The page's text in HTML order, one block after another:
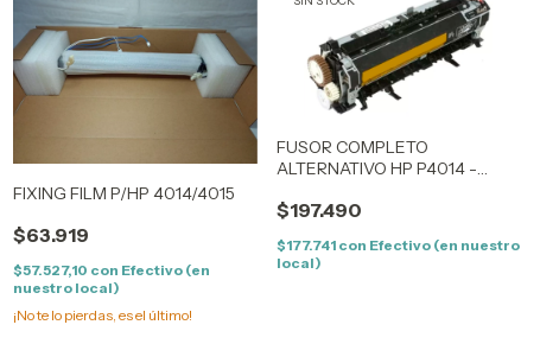
FIXING FILM P/HP 4014/4015
$63.919
$57.527,10 con Efectivo (en
nuestro local)
¡No te lo pierdas, es el último!
FUSOR COMPLETO
ALTERNATIVO HP P4014 -
$197.490
$177.741 con Efectivo (en nuestro
local)